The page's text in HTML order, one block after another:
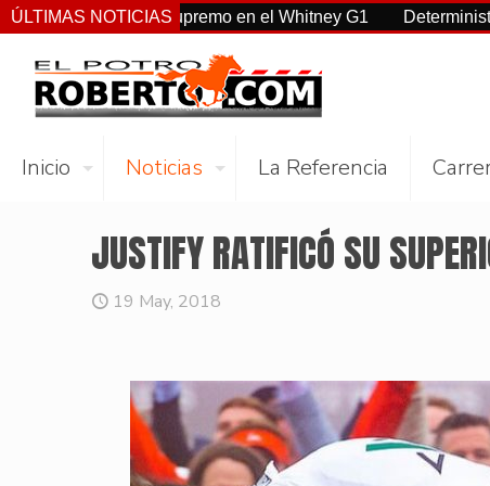
ÚLTIMAS NOTICIAS
supremo en el Whitney G1 Deterministic: héroe
Inicio Noticias La Referencia
JUSTIFY RATIFICÓ SU
19 May, 2018